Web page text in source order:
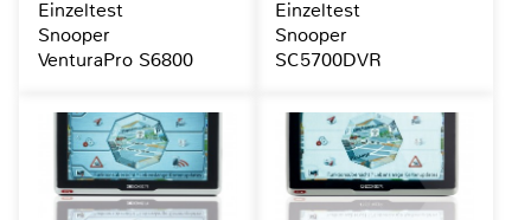
Einzeltest
Snooper
VenturaPro S6800
Einzeltest
Snooper
SC5700DVR